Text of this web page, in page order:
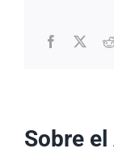
Facebook
X
Sobre